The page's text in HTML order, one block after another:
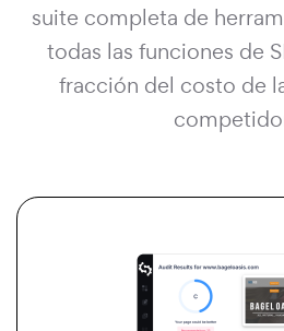
suite completa de
todas las funciones de
fracción del costo de